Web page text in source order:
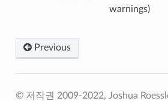
warnings)
Previous
© 저작권 2009-2022, Joshua